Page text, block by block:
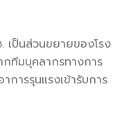
เป็นส่วนขยายของโรง
กทีมบุคลากรทางการ
ารรุนแรงเข้ารับการ